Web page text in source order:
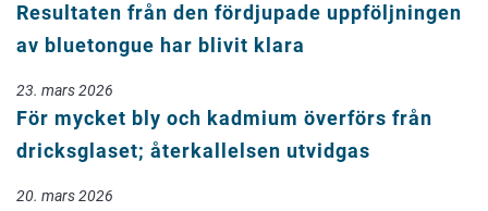
Resultaten från den fördjupade uppföljningen
av bluetongue har blivit klara
23. mars 2026
För mycket bly och kadmium överförs från
dricksglaset; återkallelsen utvidgas
20. mars 2026